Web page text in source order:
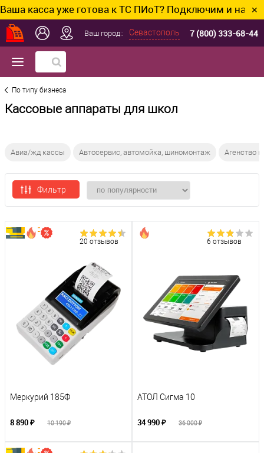
уже готова к ТС ПИоТ? Подключим и настроим ✕
Ваш город:: Севастополь 7 (800) 333-68-44
По типу бизнеса
Кассовые аппараты для школ
Авиа/жд кассы Автосервис, автомойка, шиномонтаж Агенство
Фильтр
20 отзывов
Меркурий 185Ф
8 890 ₽ 10 190 ₽
6 отзывов
АТОЛ Сигма 10
34 990 ₽ 36 000 ₽